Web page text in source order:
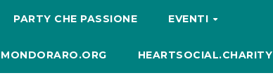
PARTY CHE PASSIONE EVENTI
MONDORARO.ORG HEARTSOCIAL.CHARITY